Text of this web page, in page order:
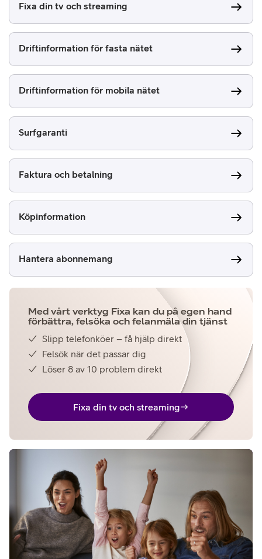
Fixa din tv och streaming
Driftinformation för fasta nätet
Driftinformation för mobila nätet
Surfgaranti
Faktura och betalning
Köpinformation
Hantera abonnemang
Med vårt verktyg Fixa kan du på egen hand
förbättra, felsöka och felanmäla din tjänst
Slipp telefonköer – få hjälp direkt
Felsök när det passar dig
Löser 8 av 10 problem direkt
Fixa din tv och streaming